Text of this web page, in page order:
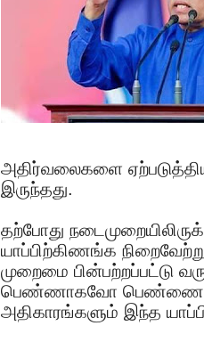
அதிர்வலைகளை
இருந்தது.
தற்போது
யாப்பிற்கிணங்க
முறைமை பின்பற்றப்பட்டு
பெண்ணாகவோ பெண்ணை
அதிகாரங்களும் இந்த